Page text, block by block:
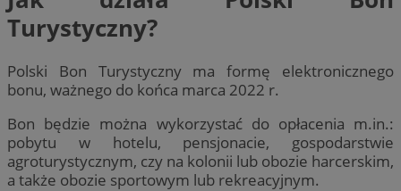
Turystyczny?
Polski Bon Turystyczny ma formę elektronicznego
bonu, ważnego do końca marca 2022 r.
Bon będzie można wykorzystać do opłacenia m.in.:
pobytu w hotelu, pensjonacie, gospodarstwie
agroturystycznym, czy na kolonii lub obozie harcerskim,
a także obozie sportowym lub rekreacyjnym.